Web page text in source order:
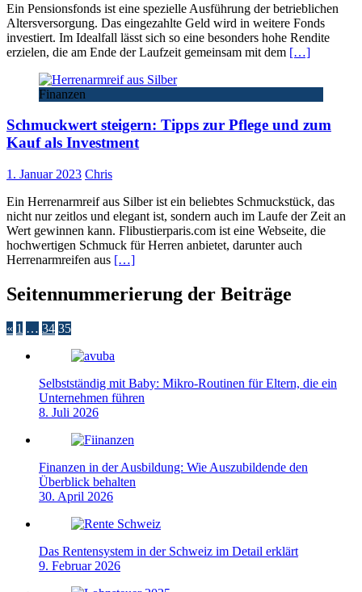
Ein Pensionsfonds ist eine spezielle Ausführung der betrieblichen
Altersversorgung. Das eingezahlte Geld wird in weitere Fonds
investiert. Im Idealfall lässt sich so eine besonders hohe Rendite
erzielen, die am Ende der Laufzeit gemeinsam mit dem […]
Finanzen
Schmuckwert steigern: Tipps zur Pflege und zum
Kauf als Investment
1. Januar 2023 Chris
Ein Herrenarmreif aus Silber ist ein beliebtes Schmuckstück, das
nicht nur zeitlos und elegant ist, sondern auch im Laufe der Zeit an
Wert gewinnen kann. Flibustierparis.com ist eine Webseite, die
hochwertigen Schmuck für Herren anbietet, darunter auch
Herrenarmreifen aus […]
Seitennummerierung der Beiträge
« 1 … 34 35
Selbstständig mit Baby: Mikro-Routinen für Eltern, die ein
Unternehmen führen
8. Juli 2026
Finanzen in der Ausbildung: Wie Auszubildende den
Überblick behalten
30. April 2026
Das Rentensystem in der Schweiz im Detail erklärt
9. Februar 2026